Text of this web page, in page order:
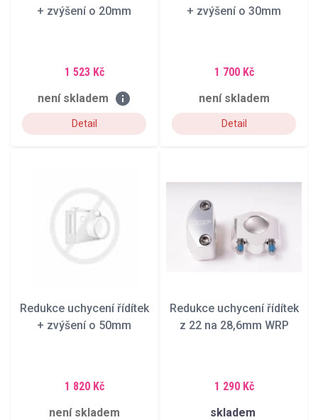
+ zvýšení o 20mm
1 523 Kč
není skladem info
Detail
+ zvýšení o 30mm
1 700 Kč
není skladem
Detail
Redukce uchycení řídítek
+ zvýšení o 50mm
1 820 Kč
není skladem
Redukce uchycení řídítek
z 22 na 28,6mm WRP
1 290 Kč
skladem